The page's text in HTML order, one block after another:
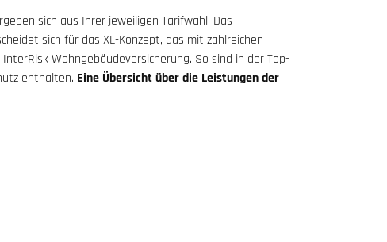
sich aus Ihrer jeweiligen Tarifwahl. Das
sich für das XL-Konzept, das mit zahlreichen
Wohngebäudeversicherung. So sind in der Top-
enthalten. Eine Übersicht über die Leistungen der